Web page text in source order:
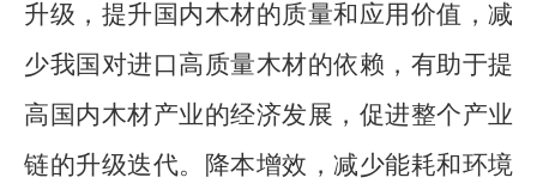
升级，提升国内木材的质量和应用价值，减
少我国对进口高质量木材的依赖，有助于提
高国内木材产业的经济发展，促进整个产业
链的升级迭代。降本增效，减少能耗和环境